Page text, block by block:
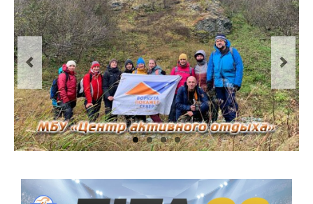
Экскурсии по Воркуте
Базы отдыха
О центре
Документы
Противодействие коррупции
Задать вопрос